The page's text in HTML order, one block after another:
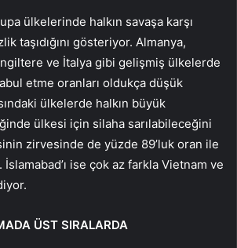
ülkelerinde halkın savaşa karşı
taşıdığını gösteriyor. Almanya,
ve İtalya gibi gelişmiş ülkelerde
etme oranları oldukça düşük
ülkelerde halkın büyük
ülkesi için silaha sarılabileceğini
zirvesinde de yüzde 89’luk oran ile
İslamabad’ı ise çok az farkla Vietnam ve
ÜST SIRALARDA